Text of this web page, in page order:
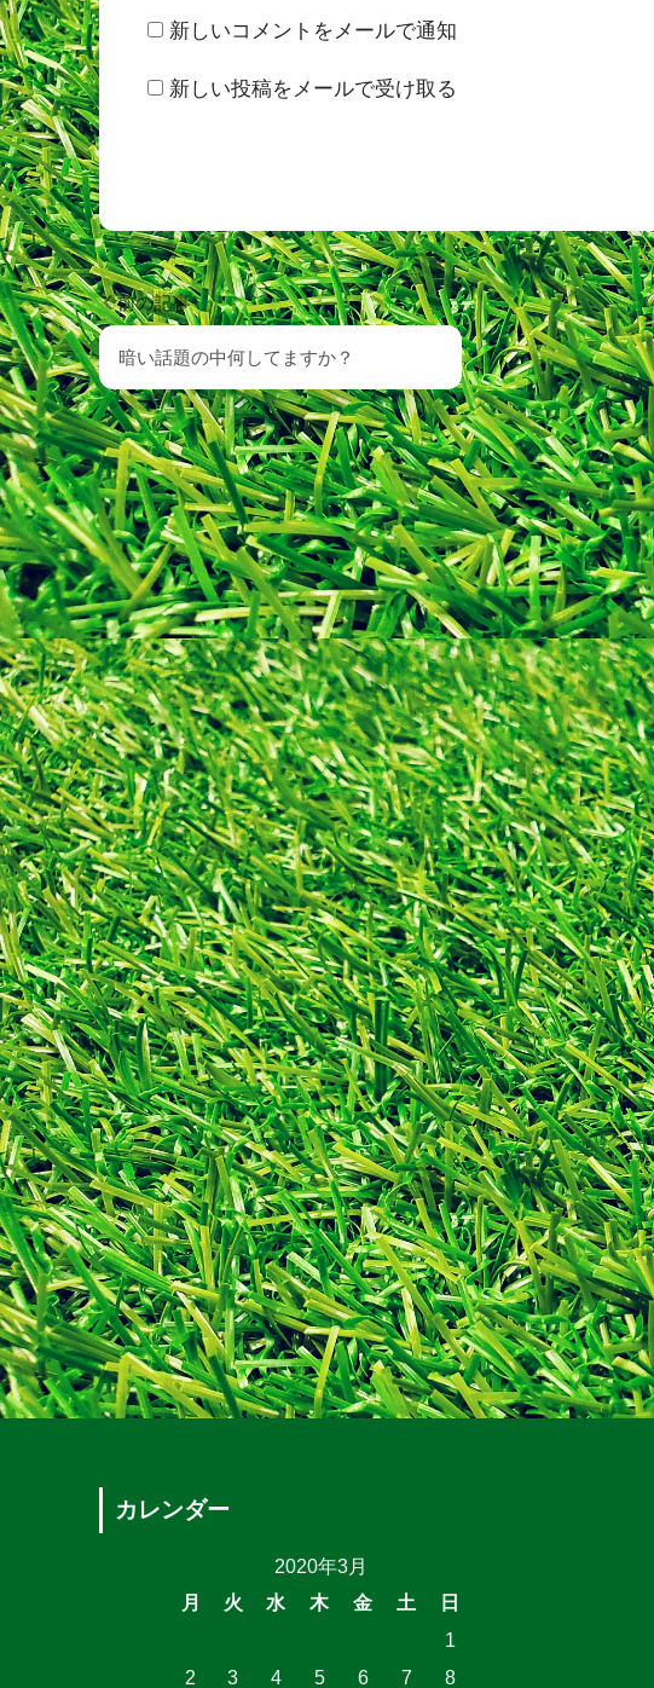
新しいコメントをメールで通知
新しい投稿をメールで受け取る
前の記事
暗い話題の中何してますか？
カレンダー
2020年3月
月
火 水 木 金 土
日
1
2
3 4 5 6 7 8